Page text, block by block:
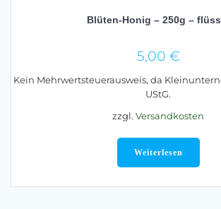
Blüten-Honig – 250g –
5,00 €
Kein Mehrwertsteuerausweis, da
UStG.
zzgl. Versandkosten
Weiterlesen